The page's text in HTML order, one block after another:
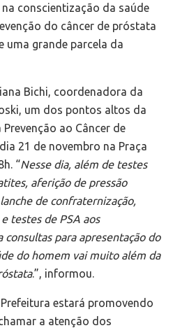
conscientização da saúde
do câncer de próstata
uma grande parcela da
Bichi, coordenadora da
um dos pontos altos da
ao Câncer de
21 de novembro na Praça
“Nesse dia, além de testes
aferição de pressão
de confraternização,
testes de PSA aos
para apresentação do
do homem vai muito além da
.”, informou.
estará promovendo
a atenção dos